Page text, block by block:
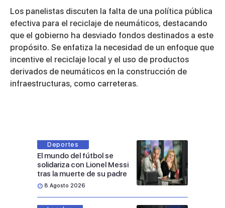
Los panelistas discuten la falta de una política pública
efectiva para el reciclaje de neumáticos, destacando
que el gobierno ha desviado fondos destinados a este
propósito. Se enfatiza la necesidad de un enfoque que
incentive el reciclaje local y el uso de productos
derivados de neumáticos en la construcción de
infraestructuras, como carreteras.
Deportes
El mundo del fútbol se
solidariza con Lionel Messi
tras la muerte de su padre
8 Agosto 2026